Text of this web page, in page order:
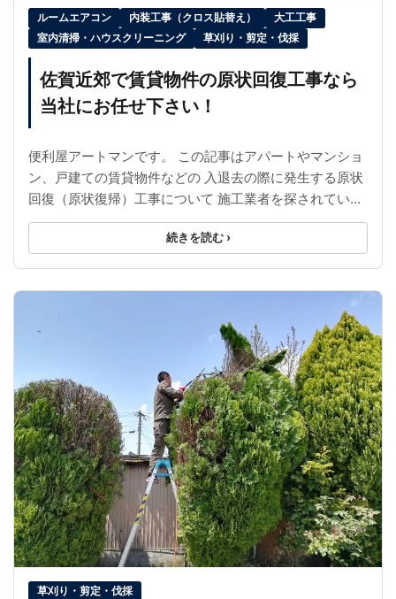
ルームエアコン 内装工事（クロス貼替え）
大工工事
室内清掃・ハウスクリーニング
草刈り・剪定・伐採
佐賀近郊で賃貸物件の原状回復工事なら
当社にお任せ下さい！
便利屋アートマンです。 この記事はアパートやマンショ
ン、戸建ての賃貸物件などの 入退去の際に発生する原状
回復（原状復帰）工事について 施工業者を探されている
オーナー様や不動産業者様向けに 書いておりま ...
続きを読む ›
草刈り・剪定・伐採